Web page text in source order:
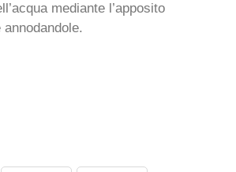
mediante l’apposito